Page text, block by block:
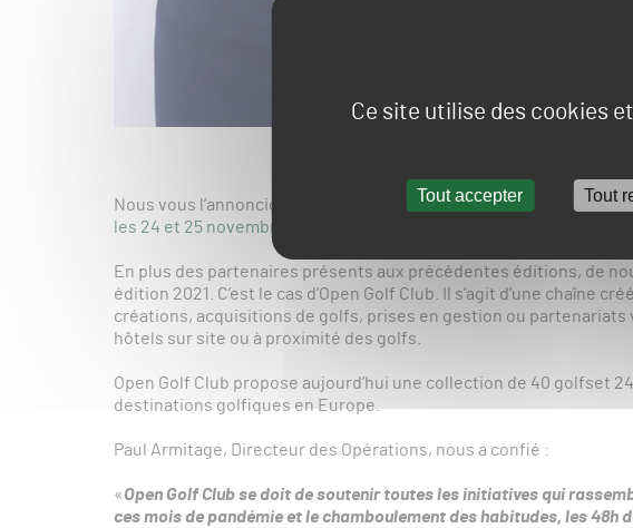
Ce site utilise des cookies
Tout accepter Tout
Nous vous l’annoncions il y a quelques jours,la 4ème édition des
les 24 et 25 novembre 2021 à l’Hippodrome de Paris Longchamp
En plus des partenaires présents aux précédentes éditions, de
édition 2021. C’est le cas d’Open Golf Club. Il s’agit d’une chaîne
créations, acquisitions de golfs, prises en gestion ou
hôtels sur site ou à proximité des golfs.
Open Golf Club propose aujourd’hui une collection de 40 golfset
destinations golfiques en Europe.
Paul Armitage, Directeur des Opérations, nous a confié :
«Open Golf Club se doit de soutenir toutes les initiatives qui
ces mois de pandémie et le chamboulement des habitudes, les 48h